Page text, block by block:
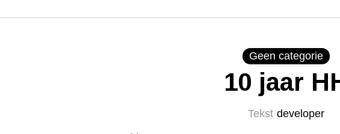
Geen categorie
10 jaar
Tekst developer